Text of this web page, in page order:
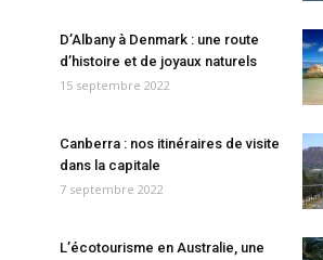
D’Albany à Denmark : une route
d’histoire et de joyaux naturels
15 septembre 2022
Canberra : nos itinéraires de visite
dans la capitale
7 septembre 2022
L’écotourisme en Australie, une